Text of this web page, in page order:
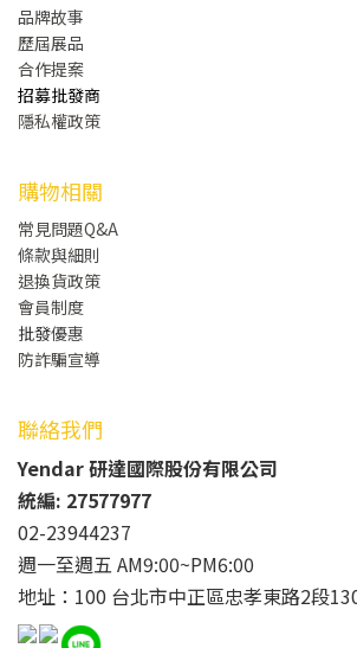
品牌故事
歷屆展品
合作提案
招募批發商
隱私權政策
購物相關
常見問題Q&A
條款與細則
退換貨政策
會員制度
批發優惠
防詐騙宣導
聯絡我們
Yendar 研達國際股份有限公司
統編: 27577977
02-23944237
週一至週五 AM9:00~PM6:00
地址：100 台北市中正區忠孝東路2段